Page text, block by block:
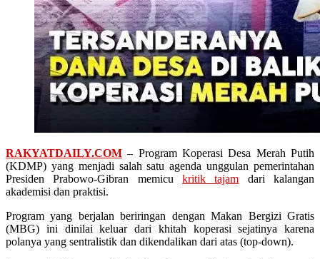
RAKYATDAILY.COM – Program Koperasi Desa Merah Putih
(KDMP) yang menjadi salah satu agenda unggulan pemerintahan
Presiden Prabowo-Gibran memicu kritik tajam dari kalangan
akademisi dan praktisi.
Program yang berjalan beriringan dengan Makan Bergizi Gratis
(MBG) ini dinilai keluar dari khitah koperasi sejatinya karena
polanya yang sentralistik dan dikendalikan dari atas (top-down).